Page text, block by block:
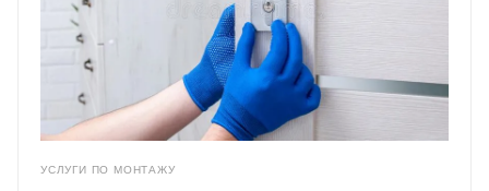
УСЛУГИ ПО МОНТАЖУ